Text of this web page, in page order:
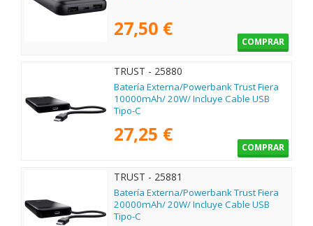
27,50 €
COMPRAR
TRUST - 25880
Batería Externa/Powerbank Trust Fiera
10000mAh/ 20W/ Incluye Cable USB
Tipo-C
27,25 €
COMPRAR
TRUST - 25881
Batería Externa/Powerbank Trust Fiera
20000mAh/ 20W/ Incluye Cable USB
Tipo-C